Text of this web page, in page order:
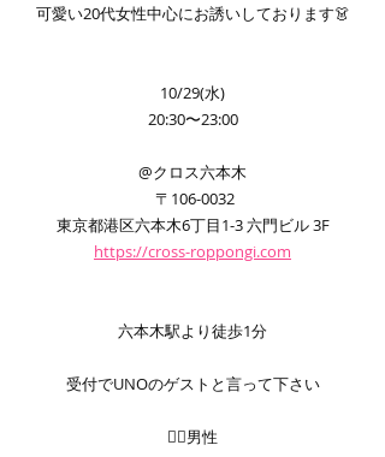
可愛い20代女性中心にお誘いしております👗
10/29(水)
20:30〜23:00
@クロス六本木
〒106-0032
東京都港区六本木6丁目1-3 六門ビル 3F
https://cross-roppongi.com
六本木駅より徒歩1分
受付でUNOのゲストと言って下さい
👨‍⚕️男性